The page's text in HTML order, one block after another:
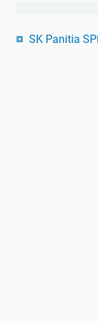
SK Panitia